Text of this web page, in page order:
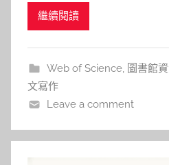
略， 並進一步理解跨領域文
口，真的值得做嗎？ 這正是
繼續閱讀
Web of Science, 圖書館
文寫作
Leave a comment